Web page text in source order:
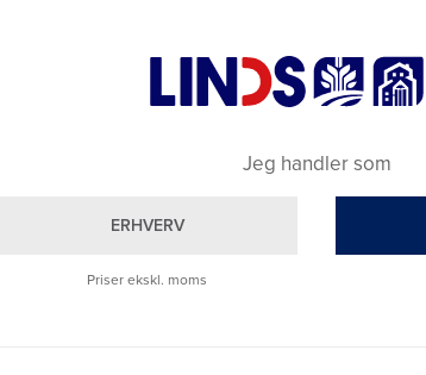
Jeg handler som
ERHVERV
Priser ekskl. moms